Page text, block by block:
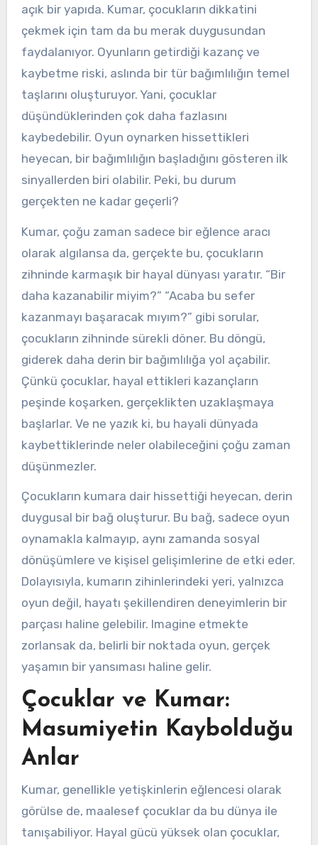
açık bir yapıda. Kumar, çocukların dikkatini
çekmek için tam da bu merak duygusundan
faydalanıyor. Oyunların getirdiği kazanç ve
kaybetme riski, aslında bir tür bağımlılığın temel
taşlarını oluşturuyor. Yani, çocuklar
düşündüklerinden çok daha fazlasını
kaybedebilir. Oyun oynarken hissettikleri
heyecan, bir bağımlılığın başladığını gösteren ilk
sinyallerden biri olabilir. Peki, bu durum
gerçekten ne kadar geçerli?
Kumar, çoğu zaman sadece bir eğlence aracı
olarak algılansa da, gerçekte bu, çocukların
zihninde karmaşık bir hayal dünyası yaratır. “Bir
daha kazanabilir miyim?” “Acaba bu sefer
kazanmayı başaracak mıyım?” gibi sorular,
çocukların zihninde sürekli döner. Bu döngü,
giderek daha derin bir bağımlılığa yol açabilir.
Çünkü çocuklar, hayal ettikleri kazançların
peşinde koşarken, gerçeklikten uzaklaşmaya
başlarlar. Ve ne yazık ki, bu hayali dünyada
kaybettiklerinde neler olabileceğini çoğu zaman
düşünmezler.
Çocukların kumara dair hissettiği heyecan, derin
duygusal bir bağ oluşturur. Bu bağ, sadece oyun
oynamakla kalmayıp, aynı zamanda sosyal
dönüşümlere ve kişisel gelişimlerine de etki eder.
Dolayısıyla, kumarın zihinlerindeki yeri, yalnızca
oyun değil, hayatı şekillendiren deneyimlerin bir
parçası haline gelebilir. Imagine etmekte
zorlansak da, belirli bir noktada oyun, gerçek
yaşamın bir yansıması haline gelir.
Çocuklar ve Kumar:
Masumiyetin Kaybolduğu
Anlar
Kumar, genellikle yetişkinlerin eğlencesi olarak
görülse de, maalesef çocuklar da bu dünya ile
tanışabiliyor. Hayal gücü yüksek olan çocuklar,